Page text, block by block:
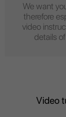
We want
therefore
video
details
Video